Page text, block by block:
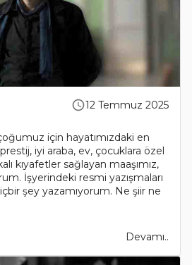
12 Temmuz 2025
için hayatımızdaki en
iyi araba, ev, çocuklara özel
kıyafetler sağlayan maaşımız,
İşyerindeki resmi yazışmaları
şey yazamıyorum. Ne şiir ne
Devamı..